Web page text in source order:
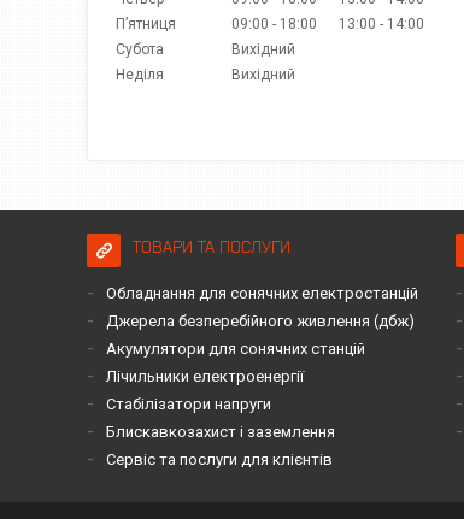
Пʼятниця
09:00 18:00 13:00
14:00
Субота
Вихідний
Неділя
Вихідний
ТОВАРИ ТА ПОСЛУГИ
Обладнання для сонячних електростанцій
Джерела безперебійного живлення (дбж)
Акумулятори для сонячних станцій
Лічильники електроенергії
Стабілізатори напруги
Блискавкозахист і заземлення
Сервіс та послуги для клієнтів